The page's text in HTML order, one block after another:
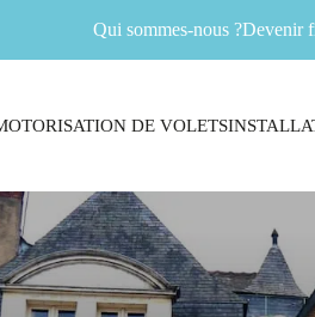
Qui sommes-nous ?Devenir
DE VOLETS